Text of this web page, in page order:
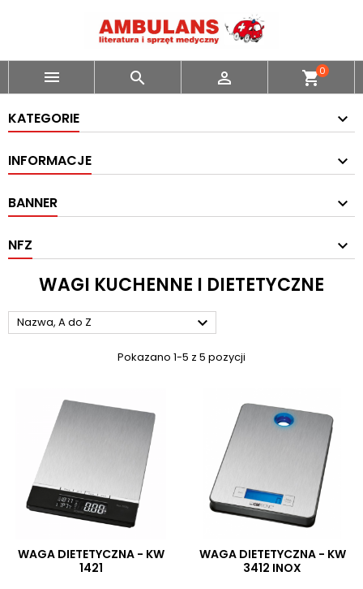
   shopping_cart0
KATEGORIE
INFORMACJE
BANNER
NFZ
WAGI KUCHENNE I DIETETYCZNE
Nazwa, A do Z 
Pokazano 1-5 z 5 pozycji
WAGA DIETETYCZNA - KW
1421
WAGA DIETETYCZNA - KW
3412 INOX